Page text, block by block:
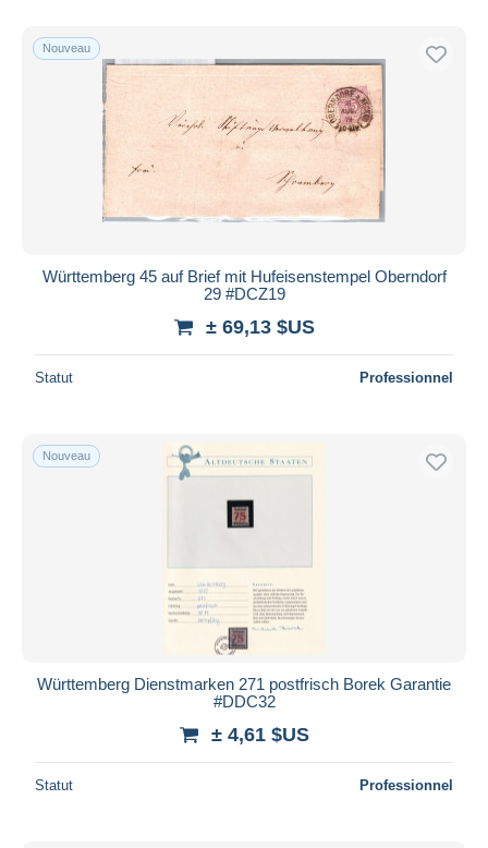
Uniquement en réduction
Livraison gratuite
Méthodes de paiement
Virement bancaire
Mastercard
iDeal
Appliquer
Nouveau
Württemberg 45 auf Brief mit Hufeisenstempel Oberndorf
29 #DCZ19
± 69,13 $US
Statut Professionnel
Nouveau
Württemberg Dienstmarken 271 postfrisch Borek Garantie
#DDC32
± 4,61 $US
Statut Professionnel